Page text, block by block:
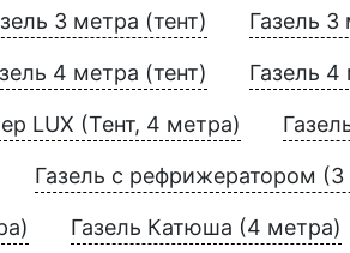
3 метра (тент) Газель 3
4 метра (тент) Газель 4
LUX (Тент, 4 метра)
Газель с рефрижератором (3
Газель Катюша (4 метра)